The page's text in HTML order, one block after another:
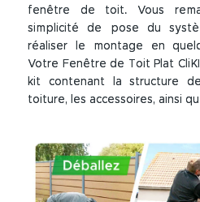
fenêtre de toit. Vous
simplicité de pose du
réaliser le montage en
Votre Fenêtre de Toit Plat
kit contenant la structure
toiture, les accessoires, ainsi